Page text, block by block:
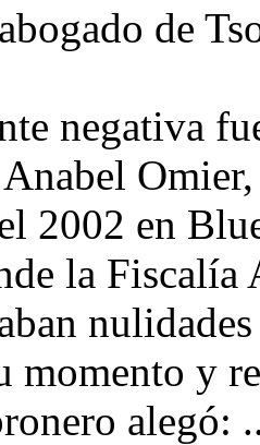
de
negativa
Anabel
2002 en
la
momento y
alegó: